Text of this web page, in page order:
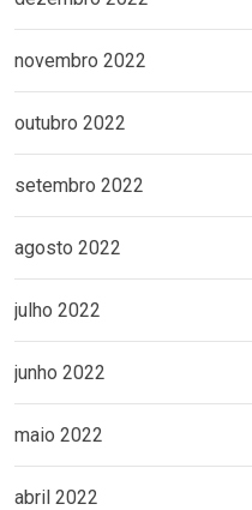
novembro 2022
outubro 2022
setembro 2022
agosto 2022
julho 2022
junho 2022
maio 2022
abril 2022